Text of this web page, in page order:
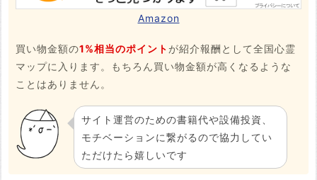
Amazon
買い物金額の1%相当のポイント が紹介報酬として全国心霊
マップに入ります。もちろん買い物金額が高くなるような
ことはありません。
サイト運営のための書籍代や設備投資、
モチベーションに繋がるので協力してい
ただけたら嬉しいです